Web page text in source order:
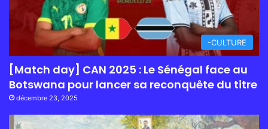
-CULTURE
[Match day] CAN 2025 : Le Sénégal face au
Botswana pour lancer sa reconquête du titre
décembre 23, 2025